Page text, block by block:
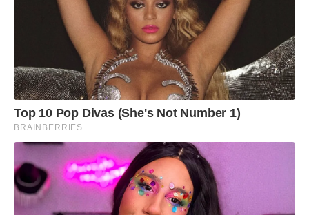
Top 10 Pop Divas (She's Not Number 1)
BRAINBERRIES